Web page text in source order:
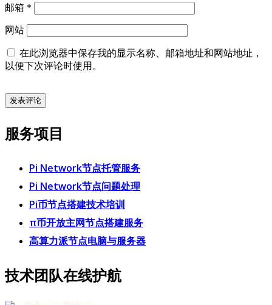
邮箱 *
网站
在此浏览器中保存我的显示名称、邮箱地址和网站地址，
以便下次评论时使用。
服务项目
Pi Network节点托管服务
Pi Network节点问题处理
Pi币节点搭建技术培训
π币开放主网节点搭建服务
高算力派节点电脑与服务器
技术团队在线护航